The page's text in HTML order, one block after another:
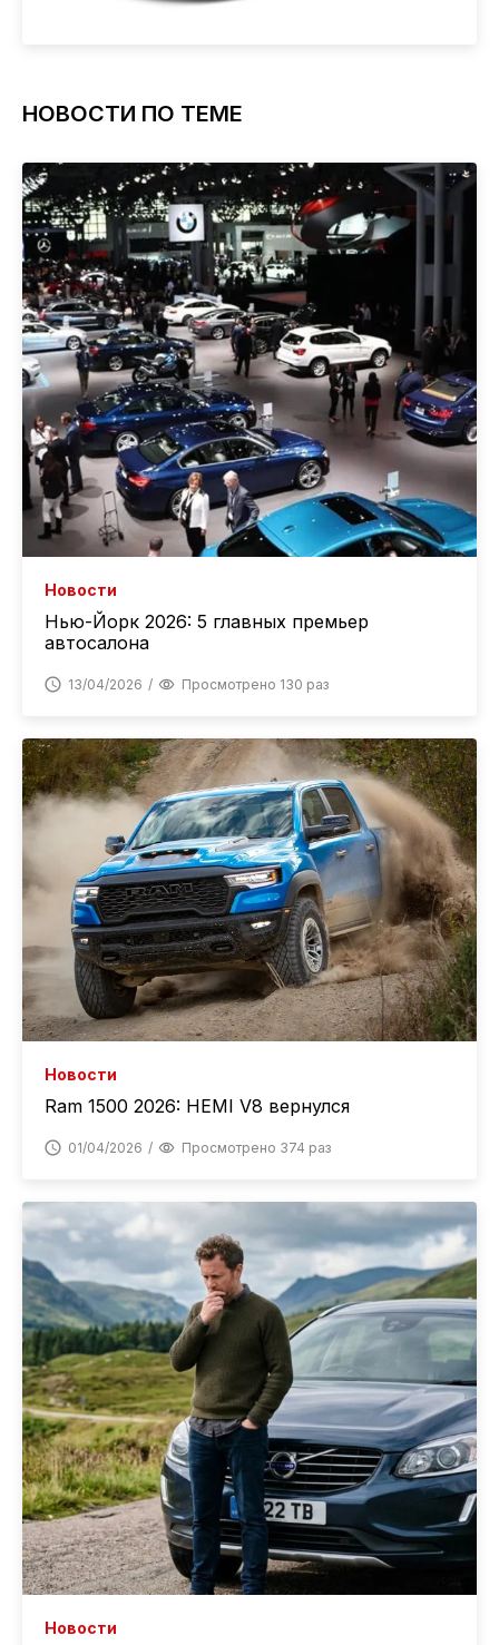
НОВОСТИ ПО ТЕМЕ
Новости
Нью-Йорк 2026: 5 главных премьер
автосалона
13/04/2026 Просмотрено 130 раз
Новости
Ram 1500 2026: HEMI V8 вернулся
01/04/2026 Просмотрено 374 раз
Новости